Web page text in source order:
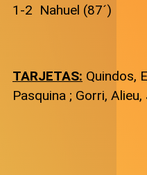
1-2 Nahuel (87´)
TARJETAS: Quindos,
Pasquina ; Gorri,